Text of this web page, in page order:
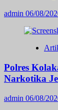
admin 06/08/
Polres
Narkotika
admin 06/08/